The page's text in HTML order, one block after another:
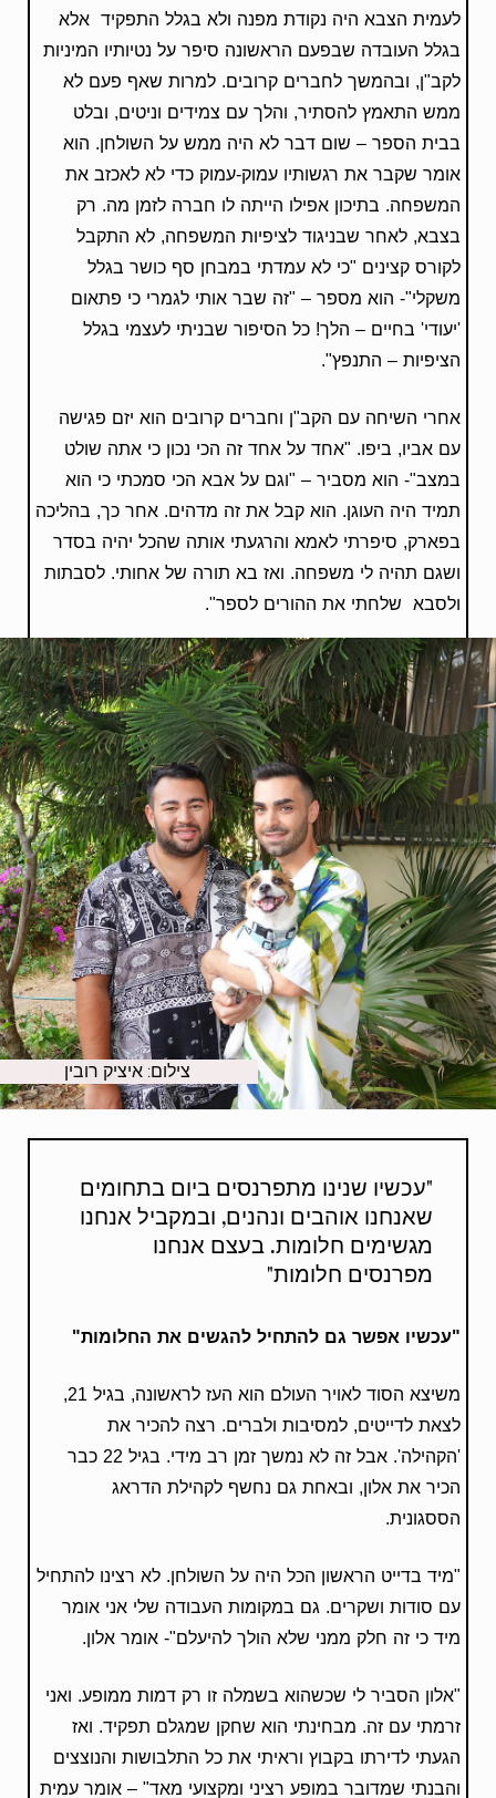
לעמית הצבא היה נקודת מפנה ולא בגלל התפקיד אלא
בגלל העובדה שבפעם הראשונה סיפר על נטיותיו המיניות
לקב"ן, ובהמשך לחברים קרובים. למרות שאף פעם לא
ממש התאמץ להסתיר, והלך עם צמידים וניטים, ובלט
בבית הספר – שום דבר לא היה ממש על השולחן. הוא
אומר שקבר את רגשותיו עמוק-עמוק כדי לא לאכזב את
המשפחה. בתיכון אפילו הייתה לו חברה לזמן מה. רק
בצבא, לאחר שבניגוד לציפיות המשפחה, לא התקבל
לקורס קצינים "כי לא עמדתי במבחן סף כושר בגלל
משקלי"- הוא מספר – "זה שבר אותי לגמרי כי פתאום
'יעודי' בחיים – הלך! כל הסיפור שבניתי לעצמי בגלל
הציפיות – התנפץ".
אחרי השיחה עם הקב"ן וחברים קרובים הוא יזם פגישה
עם אביו, ביפו. "אחד על אחד זה הכי נכון כי אתה שולט
במצב"- הוא מסביר – "וגם על אבא הכי סמכתי כי הוא
תמיד היה העוגן. הוא קבל את זה מדהים. אחר כך, בהליכה
בפארק, סיפרתי לאמא והרגעתי אותה שהכל יהיה בסדר
ושגם תהיה לי משפחה. ואז בא תורה של אחותי. לסבתות
ולסבא שלחתי את ההורים לספר".
צילום: איציק רובין
"עכשיו שנינו מתפרנסים ביום בתחומים
שאנחנו אוהבים ונהנים, ובמקביל אנחנו
מגשימים חלומות. בעצם אנחנו
מפרנסים חלומות"
"עכשיו אפשר גם להתחיל להגשים את החלומות"
משיצא הסוד לאויר העולם הוא העז לראשונה, בגיל 21,
לצאת לדייטים, למסיבות ולברים. רצה להכיר את
'הקהילה'. אבל זה לא נמשך זמן רב מידי. בגיל 22 כבר
הכיר את אלון, ובאחת גם נחשף לקהילת הדראג
הססגונית.
"מיד בדייט הראשון הכל היה על השולחן. לא רצינו להתחיל
עם סודות ושקרים. גם במקומות העבודה שלי אני אומר
מיד כי זה חלק ממני שלא הולך להיעלם"- אומר אלון.
"אלון הסביר לי שכשהוא בשמלה זו רק דמות ממופע. ואני
זרמתי עם זה. מבחינתי הוא שחקן שמגלם תפקיד. ואז
הגעתי לדירתו בקבוץ וראיתי את כל התלבושות והנוצצים
והבנתי שמדובר במופע רציני ומקצועי מאד" – אומר עמית